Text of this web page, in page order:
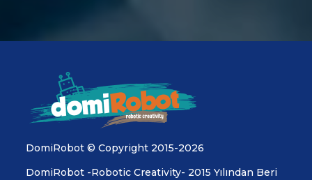
DomiRobot © Copyright 2015-2026
DomiRobot -Robotic Creativity- 2015 Yılından Beri